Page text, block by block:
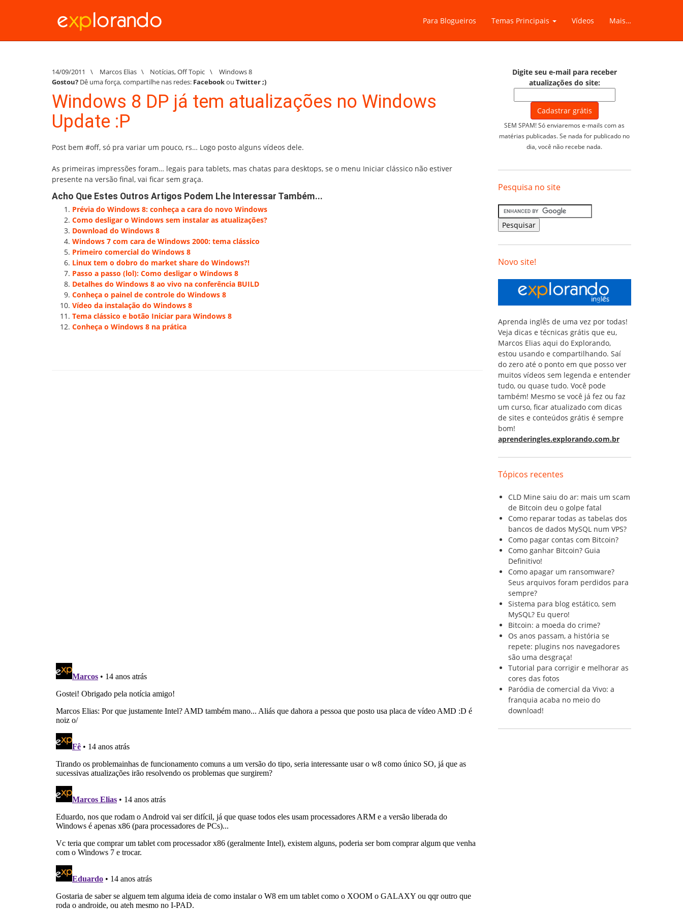
Para Blogueiros Temas Principais Vídeos Mais…
14/09/2011 \ Marcos Elias \ Notícias,Off Topic \
Windows 8
Gostou? Dê uma força, compartilhe nas redes: Facebookou Twitter;)
Windows 8 DP já tem atualizações no Windows
Update :P
Post bem #off, só pra variar um pouco, rs… Logo posto alguns vídeos dele.
As primeiras impressões foram… legais para tablets, mas chatas para desktops, se o menu Iniciar clássico não estiver
presente na versão final, vai ficar sem graça.
Acho Que Estes Outros Artigos Podem Lhe Interessar Também...
Prévia do Windows 8: conheça a cara do novo Windows
Como desligar o Windows sem instalar as atualizações?
Download do Windows 8
Windows 7 com cara de Windows 2000: tema clássico
Primeiro comercial do Windows 8
Linux tem o dobro do market share do Windows?!
Passo a passo (lol): Como desligar o Windows 8
Detalhes do Windows 8 ao vivo na conferência BUILD
Conheça o painel de controle do Windows 8
Vídeo da instalação do Windows 8
Tema clássico e botão Iniciar para Windows 8
Conheça o Windows 8 na prática
Digite seu e-mail para receber
atualizações do site:
SEM SPAM! Só enviaremos e-mails com as
matérias publicadas. Se nada for publicado no
dia, você não recebe nada.
Pesquisa no site
Novo site!
Aprenda inglês de uma vez por todas!
Veja dicas e técnicas grátis que eu,
Marcos Elias aqui do Explorando,
estou usando e compartilhando. Saí
do zero até o ponto em que posso ver
muitos vídeos sem legenda e entender
tudo, ou quase tudo. Você pode
também! Mesmo se você já fez ou faz
um curso, ficar atualizado com dicas
de sites e conteúdos grátis é sempre
bom!
aprenderingles.explorando.com.br
Tópicos recentes
CLD Mine saiu do ar: mais um scam
de Bitcoin deu o golpe fatal
Como reparar todas as tabelas dos
bancos de dados MySQL num VPS?
Como pagar contas com Bitcoin?
Como ganhar Bitcoin? Guia
Definitivo!
Como apagar um ransomware?
Seus arquivos foram perdidos para
sempre?
Sistema para blog estático, sem
MySQL? Eu quero!
Bitcoin: a moeda do crime?
Os anos passam, a história se
repete: plugins nos navegadores
são uma desgraça!
Tutorial para corrigir e melhorar as
cores das fotos
Paródia de comercial da Vivo: a
franquia acaba no meio do
download!